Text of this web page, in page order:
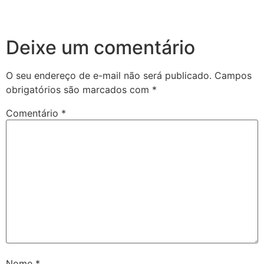
Deixe um comentário
O seu endereço de e-mail não será publicado. Campos
obrigatórios são marcados com *
Comentário *